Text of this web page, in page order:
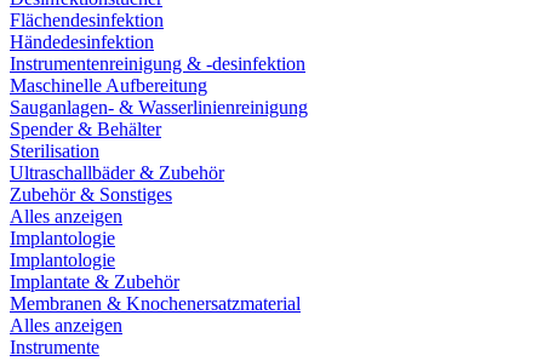
Flächendesinfektion
Händedesinfektion
Instrumentenreinigung & -desinfektion
Maschinelle Aufbereitung
Sauganlagen- & Wasserlinienreinigung
Spender & Behälter
Sterilisation
Ultraschallbäder & Zubehör
Zubehör & Sonstiges
Alles anzeigen
Implantologie
Implantologie
Implantate & Zubehör
Membranen & Knochenersatzmaterial
Alles anzeigen
Instrumente